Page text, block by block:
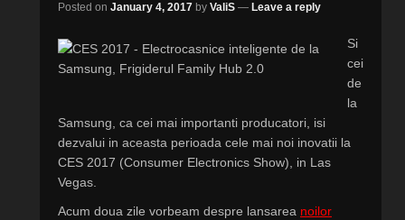
Posted on January 4, 2017 by ValiS — Leave a reply
Si
cei
de
la
Samsung, ca cei mai importanti producatori, isi
dezvalui in aceasta perioada cele mai noi inovatii la
CES 2017 (Consumer Electronics Show), in Las
Vegas.
Acum doua zile vorbeam despre lansarea noilor